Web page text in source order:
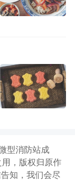
型消防站成
，版权归原作
知，我们会尽